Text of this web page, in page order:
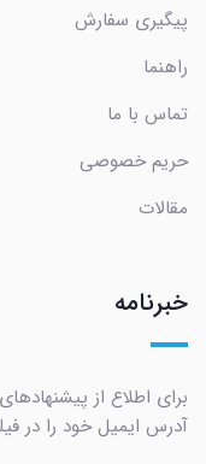
پیگیری سفارش
راهنما
تماس با ما
حریم خصوصی
مقالات
خبرنامه
برای اطلاع از
آدرس ایمیل خود را در